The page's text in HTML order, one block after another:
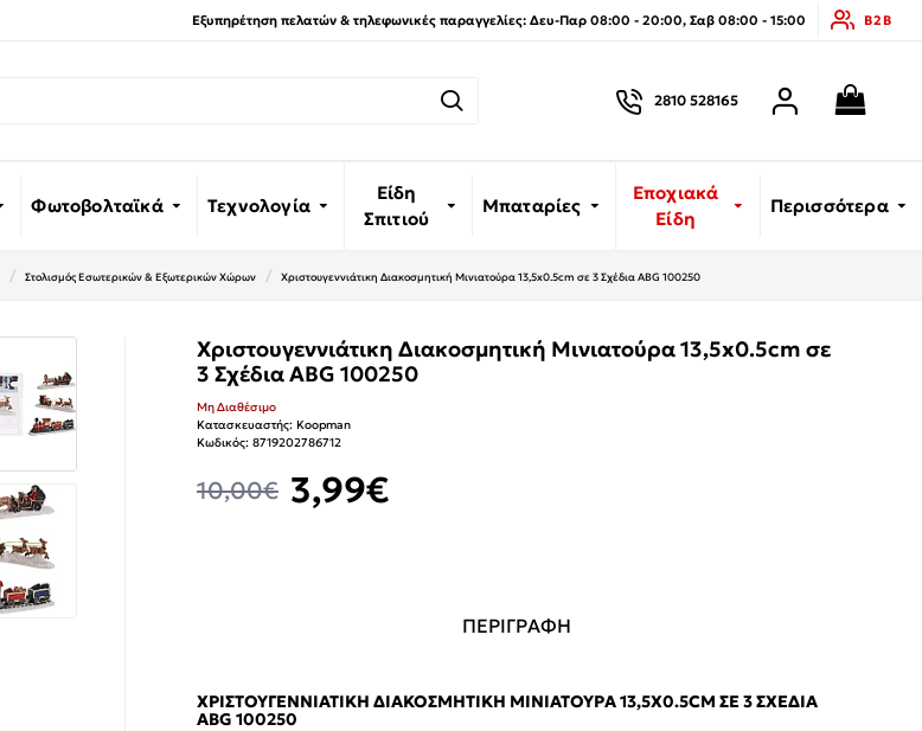
Εξυπηρέτηση πελατών & τηλεφωνικές παραγγελίες: Δευ-Παρ 08:00 - 20:00, Σαβ 08:00 - 15:00 B2B
2810 528165
Φωτοβολταϊκά Τεχνολογία
Είδη
Σπιτιού
Μπαταρίες
Εποχιακά
Είδη
Περισσότερα
Στολισμός Εσωτερικών & Εξωτερικών Χώρων Χριστουγεννιάτικη Διακοσμητική Μινιατούρα 13,5x0.5cm σε 3 Σχέδια ABG 100250
Χριστουγεννιάτικη Διακοσμητική Μινιατούρα 13,5x0.5cm σε
3 Σχέδια ABG 100250
3,99€
10,00€
Μη Διαθέσιμο
Κατασκευαστής: Koopman
Κωδικός: 8719202786712
ΠΕΡΙΓΡΑΦΗ
ΧΡΙΣΤΟΥΓΕΝΝΙΆΤΙΚΗ ΔΙΑΚΟΣΜΗΤΙΚΉ ΜΙΝΙΑΤΟΎΡΑ 13,5X0.5CM ΣΕ 3 ΣΧΈΔΙΑ
ABG 100250